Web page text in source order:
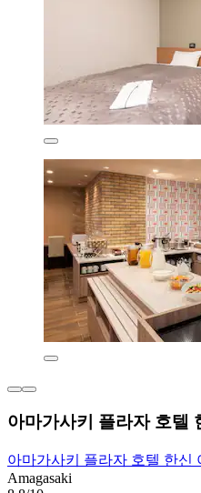
아마가사키 플라자 호텔
아마가사키 플라자 호텔 한신
Amagasaki